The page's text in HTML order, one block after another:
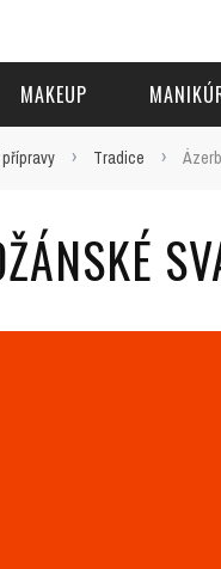
MAKEUP
› Tradice ›